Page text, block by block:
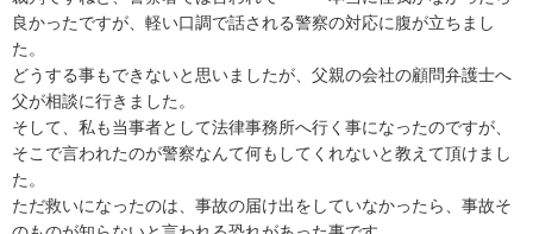
良かったですが、軽い口調で話される警察の対応に腹が立ちまし
た。
どうする事もできないと思いましたが、父親の会社の顧問弁護士へ
父が相談に行きました。
そして、私も当事者として法律事務所へ行く事になったのですが、
そこで言われたのが警察なんて何もしてくれないと教えて頂けまし
た。
ただ救いになったのは、事故の届け出をしていなかったら、事故そ